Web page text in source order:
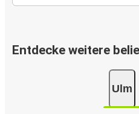
Entdecke weitere
Ulm